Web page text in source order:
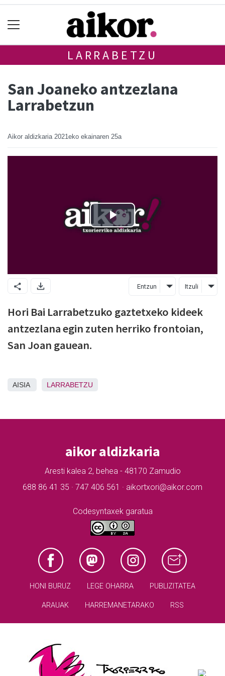
LARRABETZU
San Joaneko antzezlana
Larrabetzun
Aikor aldizkaria 2021eko ekainaren 25a
Entzun Itzuli
Hori Bai Larrabetzuko gaztetxeko kideek
antzezlana egin zuten herriko frontoian,
San Joan gauean.
AISIA LARRABETZU
aikor aldizkaria
Aresti kalea 2, behea - 48170 Zamudio
688 86 41 35 · 747 406 561 · aikortxori@aikor.com
Codesyntaxek garatua
HONI BURUZ LEGE OHARRA PUBLIZITATEA
ARAUAK HARREMANETARAKO RSS